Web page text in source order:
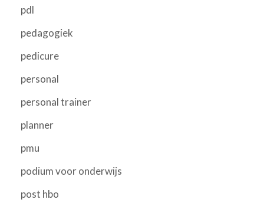
pdl
pedagogiek
pedicure
personal
personal trainer
planner
pmu
podium voor onderwijs
post hbo